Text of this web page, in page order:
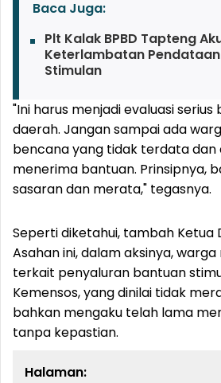
Baca Juga:
Plt Kalak BPBD Tapteng
Keterlambatan
Stimulan
"Ini harus menjadi evaluasi
daerah. Jangan sampai ada
bencana yang tidak terdata dan
menerima bantuan. Prinsipnya,
sasaran dan merata," tegasnya.
Seperti diketahui, tambah Ketua
Asahan ini, dalam aksinya,
terkait penyaluran bantuan
Kemensos, yang dinilai tidak
bahkan mengaku telah lama
tanpa kepastian.
Halaman: